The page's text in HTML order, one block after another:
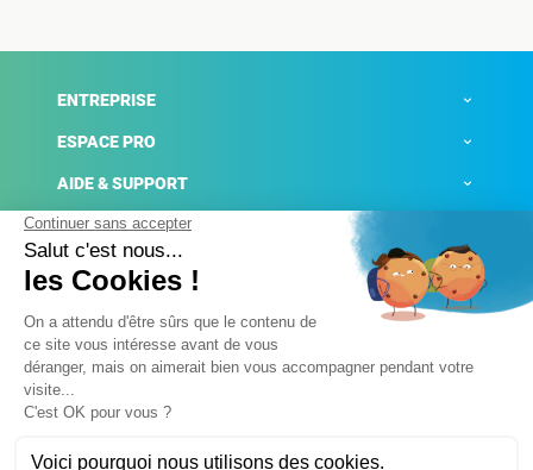
ENTREPRISE
ESPACE PRO
AIDE & SUPPORT
ACTUALITÉS
Mentions légales